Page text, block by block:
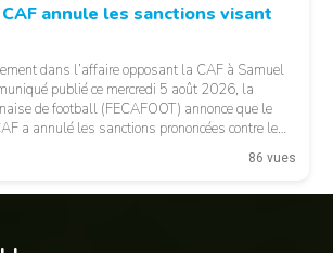
annule les sanctions visant
dans l’affaire opposant la CAF à Samuel
publié ce mercredi 5 août 2026, la
de football (FECAFOOT) annonce que le
a annulé les sanctions prononcées contre le
camerounaise. Le dossier concernait les
du match Cameroun-Maroc […]
86 vues